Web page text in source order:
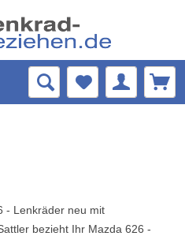
- Lenkräder neu mit
bezieht Ihr Mazda 626 -